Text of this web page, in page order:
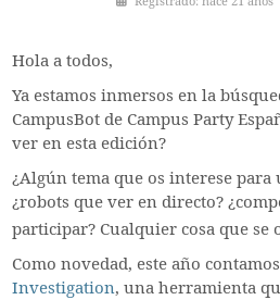
Hola a todos,
Ya estamos inmersos en la
CampusBot de Campus Party
ver en esta edición?
¿Algún tema que os interese
¿robots que ver en directo?
participar? Cualquier cosa que se
Como novedad, este año
Investigation, una herramienta